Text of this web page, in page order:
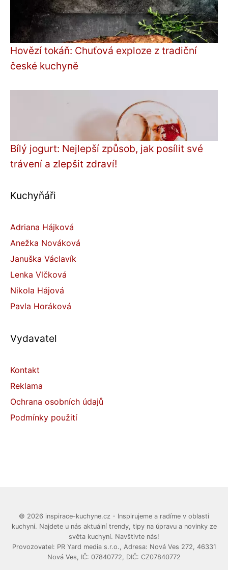
Hovězí tokáň: Chuťová exploze z tradiční
české kuchyně
Bílý jogurt: Nejlepší způsob, jak posílit své
trávení a zlepšit zdraví!
Kuchyňáři
Adriana Hájková
Anežka Nováková
Januška Václavík
Lenka Vlčková
Nikola Hájová
Pavla Horáková
Vydavatel
Kontakt
Reklama
Ochrana osobních údajů
Podmínky použití
© 2026 inspirace-kuchyne.cz - Inspirujeme a radíme v oblasti
kuchyní. Najdete u nás aktuální trendy, tipy na úpravu a novinky ze
světa kuchyní. Navštivte nás!
Provozovatel: PR Yard media s.r.o., Adresa: Nová Ves 272, 46331
Nová Ves, IČ: 07840772, DIČ: CZ07840772